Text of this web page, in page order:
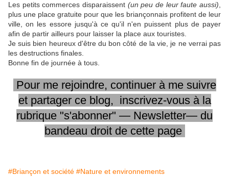
Les petits commerces disparaissent (un peu de leur faute aussi)
plus une place gratuite pour que les briançonnais profitent de leur
ville, on les essore jusqu'à ce qu'il n'en puissent plus de payer
afin de partir ailleurs pour laisser la place aux touristes.
Je suis bien heureux d'être du bon côté de la vie, je ne verrai pas
les destructions finales.
Bonne fin de journée à tous.
Pour me rejoindre, continuer à me suivre
et partager ce blog, inscrivez-vous à la
rubrique "s'abonner" — Newsletter— du
bandeau droit de cette page
#Briançon et société #Nature et environnements